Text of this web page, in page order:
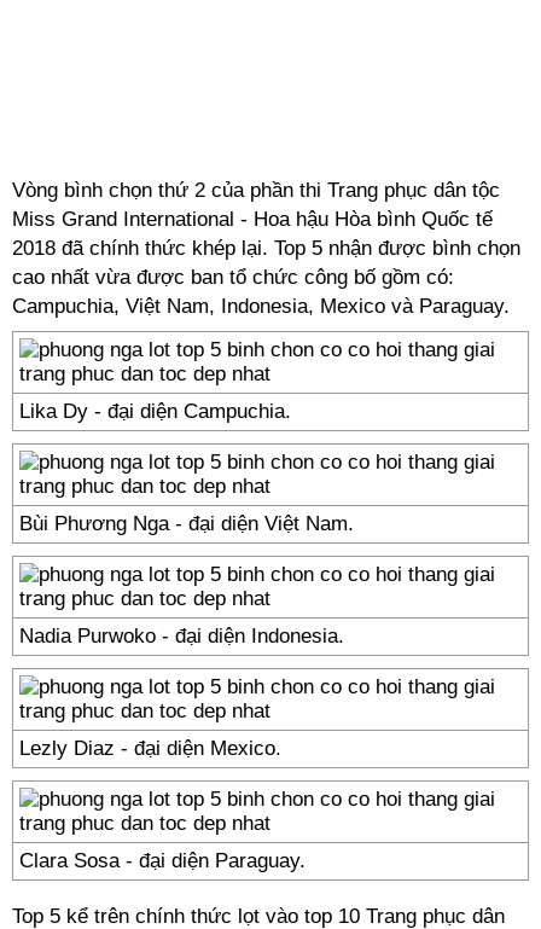
Vòng bình chọn thứ 2 của phần thi Trang phục dân tộc
Miss Grand International - Hoa hậu Hòa bình Quốc tế
2018 đã chính thức khép lại. Top 5 nhận được bình chọn
cao nhất vừa được ban tổ chức công bố gồm có:
Campuchia, Việt Nam, Indonesia, Mexico và Paraguay.
Lika Dy - đại diện Campuchia.
Bùi Phương Nga - đại diện Việt Nam.
Nadia Purwoko - đại diện Indonesia.
Lezly Diaz - đại diện Mexico.
Clara Sosa - đại diện Paraguay.
Top 5 kể trên chính thức lọt vào top 10 Trang phục dân